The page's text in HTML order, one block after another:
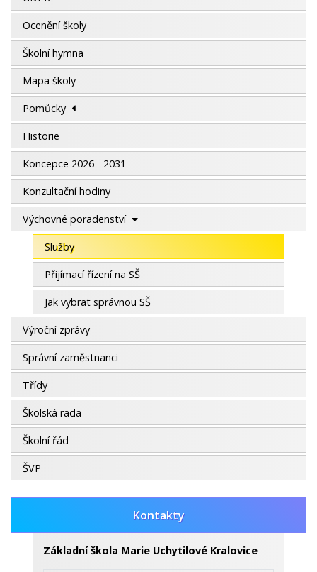
Ocenění školy
Školní hymna
Mapa školy
Pomůcky
Historie
Koncepce 2026 - 2031
Konzultační hodiny
Výchovné poradenství
Služby
Přijímací řízení na SŠ
Jak vybrat správnou SŠ
Výroční zprávy
Správní zaměstnanci
Třídy
Školská rada
Školní řád
ŠVP
Kontakty
Základní škola Marie Uchytilové Kralovice